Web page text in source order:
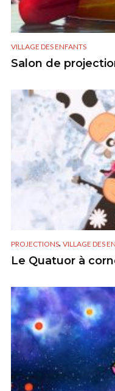
VILLAGE DES ENFANTS
Salon de
PROJECTIONS, VILLAGE DES
Le Quatuor à